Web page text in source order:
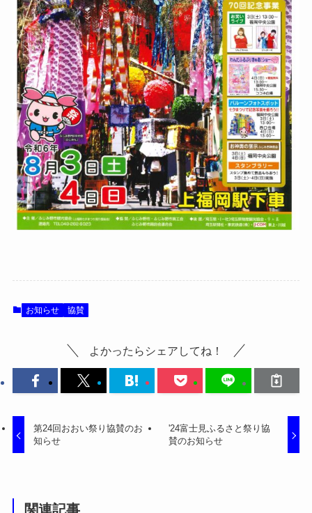
お知らせ 協賛
よかったらシェアしてね！
第24回おおい祭り協賛のお
知らせ
'24富士見ふるさと祭り協
賛のお知らせ
関連記事